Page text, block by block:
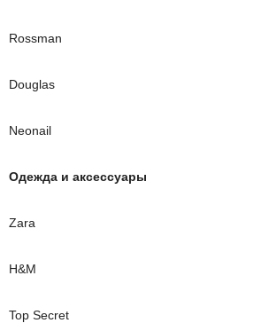
Rossman
Douglas
Neonail
Одежда и аксессуары
Zara
H&M
Top Secret